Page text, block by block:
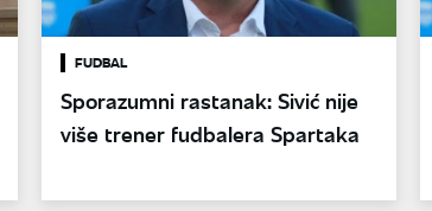
FUDBAL
Sporazumni rastanak: Sivić nije
više trener fudbalera Spartaka